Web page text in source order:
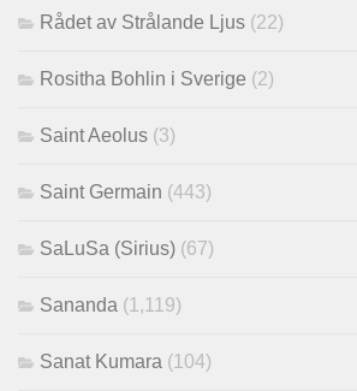
Rådet av Strålande Ljus (22)
Rositha Bohlin i Sverige (2)
Saint Aeolus (3)
Saint Germain (443)
SaLuSa (Sirius) (67)
Sananda (1,119)
Sanat Kumara (104)